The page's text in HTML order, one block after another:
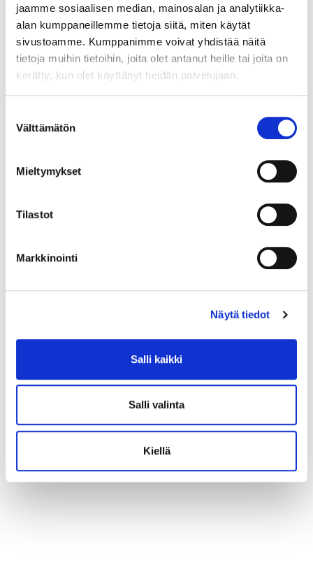
jaamme sosiaalisen median, mainosalan ja analytiikka-
alan kumppaneillemme tietoja siitä, miten käytät
sivustoamme. Kumppanimme voivat yhdistää näitä
tietoja muihin tietoihin, joita olet antanut heille tai joita on
kerätty, kun olet käyttänyt heidän palvelujaan.
valinta
Välttämätön
Mieltymykset
Tilastot
Markkinointi
Näytä tiedot
Salli kaikki
Salli valinta
Kiellä
Kilpailuohjelmassa on lähtökohtaisesti
kuukausittainen osakilpailu helmi-elokuussa ja
finaalilähdöt Derby-perjantaina 30.8.2023.
Osallistumisoikeus on 31.8.1998 tai sen jälkeen
syntyneillä eli alle 26-vuotiailla ohjastajilla.
sijojen 2-6 osalta. Ohjastajat saavat osalähdöistä
pisteitä sijoituksensa perusteella seuraavasti: 16 – 12
keskeyttäneet 0 pistettä. Jos hevonen jää pois
Runkosarjasta 12 eniten pisteitä kerännyttä
ohjastajaa pääsee Derby-perjantaina 30.8. ajettaviin
hevoset määräytyvät karsintapistejärjestyksessä
ohjastajien pistepörssin mukaan. Kilpailusarjan
Säännöt kokonaisuudessaan osoitteessa
vermo.fi/junioritahti.